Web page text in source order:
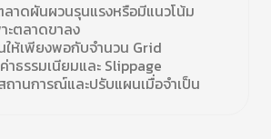
ลาดผันผวนรุนแรงหรือมีแนวโน้ม
ะตลาดขาลง
ให้เพียงพอกับจำนวน Grid
าธรรมเนียมและ Slippage
านการณ์และปรับแผนเมื่อจำเป็น